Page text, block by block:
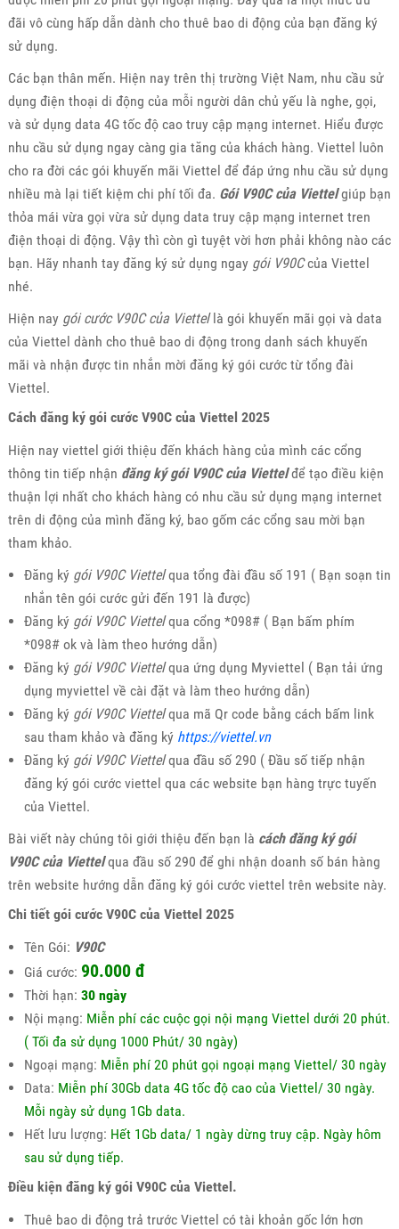
đãi vô cùng hấp dẫn dành cho thuê bao di động của bạn đăng ký
sử dụng.
Các bạn thân mến. Hiện nay trên thị trường Việt Nam, nhu cầu sử
dụng điện thoại di động của mỗi người dân chủ yếu là nghe, gọi,
và sử dụng data 4G tốc độ cao truy cập mạng internet. Hiểu được
nhu cầu sử dụng ngay càng gia tăng của khách hàng. Viettel luôn
cho ra đời các gói khuyến mãi Viettel để đáp ứng nhu cầu sử dụng
nhiều mà lại tiết kiệm chi phí tối đa. Gói V90C của Viettelgiúp bạn
thỏa mái vừa gọi vừa sử dụng data truy cập mạng internet tren
điện thoại di động. Vậy thì còn gì tuyệt vời hơn phải không nào các
bạn. Hãy nhanh tay đăng ký sử dụng ngay gói V90Ccủa Viettel
nhé.
Hiện nay gói cước V90C của Viettellà gói khuyến mãi gọi và data
của Viettel dành cho thuê bao di động trong danh sách khuyến
mãi và nhận được tin nhắn mời đăng ký gói cước từ tổng đài
Viettel.
Cách đăng ký gói cước V90C của Viettel 2025
Hiện nay viettel giới thiệu đến khách hàng của mình các cổng
thông tin tiếp nhận đăng ký gói V90C của Viettelđể tạo điều kiện
thuận lợi nhất cho khách hàng có nhu cầu sử dụng mạng internet
trên di động của mình đăng ký, bao gốm các cổng sau mời bạn
tham khảo.
Đăng ký gói V90C Viettelqua tổng đài đầu số 191 ( Bạn soạn tin
nhắn tên gói cước gửi đến 191 là được)
Đăng ký gói V90C Viettelqua cổng *098# ( Bạn bấm phím
*098# ok và làm theo hướng dẫn)
Đăng ký gói V90C Viettelqua ứng dụng Myviettel ( Bạn tải ứng
dụng myviettel về cài đặt và làm theo hướng dẫn)
Đăng ký gói V90C Viettelqua mã Qr code bằng cách bấm link
sau tham khảo và đăng ký https://viettel.vn
Đăng ký gói V90C Viettelqua đầu số 290 ( Đầu số tiếp nhận
đăng ký gói cước viettel qua các website bạn hàng trực tuyến
của Viettel.
Bài viết này chúng tôi giới thiệu đến bạn là cách đăng ký gói
V90C của Viettelqua đầu số 290 để ghi nhận doanh số bán hàng
trên website hướng dẫn đăng ký gói cước viettel trên website này.
Chi tiết gói cước V90C của Viettel 2025
Tên Gói: V90C
Giá cước: 90.000 đ
Thời hạn: 30 ngày
Nội mạng: Miễn phí các cuộc gọi nội mạng Viettel dưới 20 phút.
( Tối đa sử dụng 1000 Phút/ 30 ngày)
Ngoại mạng: Miễn phí 20 phút gọi ngoại mạng Viettel/ 30 ngày
Data: Miễn phí 30Gb data 4G tốc độ cao của Viettel/ 30 ngày.
Mỗi ngày sử dụng 1Gb data.
Hết lưu lượng: Hết 1Gb data/ 1 ngày dừng truy cập. Ngày hôm
sau sử dụng tiếp.
Điều kiện đăng ký gói V90C của Viettel.
Thuê bao di động trả trước Viettel có tài khoản gốc lớn hơn